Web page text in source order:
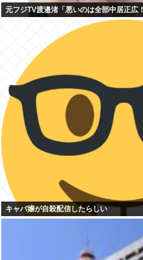
元フジTV渡邉渚「悪いのは全部中居正広
キャバ嬢が自殺配信したらしい